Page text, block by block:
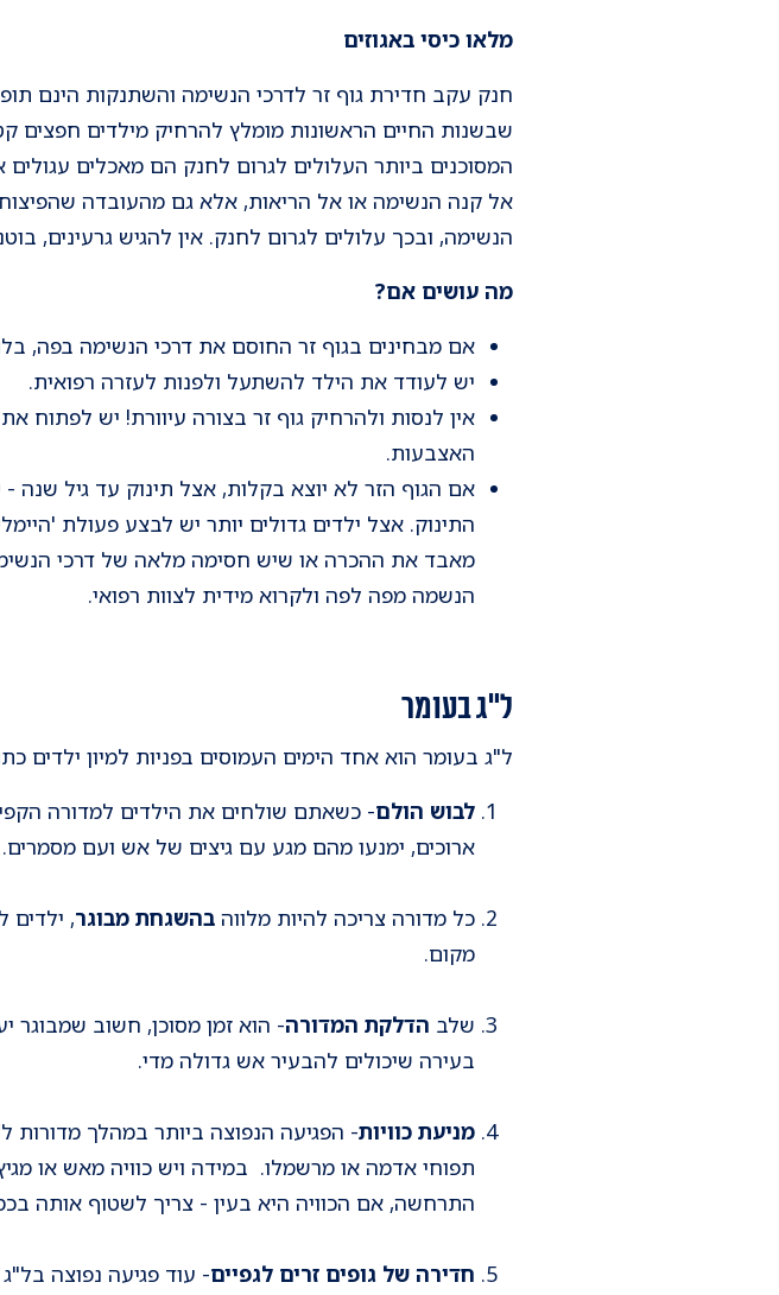
מלאו כיסי באגוזים
חנק עקב חדירת גוף זר לדרכי הנשימה והשתנקות הינם
שבשנות החיים הראשונות מומלץ להרחיק מילדים חפצים
המסוכנים ביותר העלולים לגרום לחנק הם מאכלים
אל קנה הנשימה או אל הריאות, אלא גם מהעובדה
הנשימה, ובכך עלולים לגרום לחנק. אין להגיש גרעינים,
מה עושים אם?
אם מבחינים בגוף זר החוסם את דרכי הנשימה בפה,
יש לעודד את הילד להשתעל ולפנות לעזרה רפואית.
אין לנסות ולהרחיק גוף זר בצורה עיוורת! יש לפתוח
האצבעות.
אם הגוף הזר לא יוצא בקלות, אצל תינוק עד גיל שנה
התינוק. אצל ילדים גדולים יותר יש לבצע פעולת
מאבד את ההכרה או שיש חסימה מלאה של דרכי
הנשמה מפה לפה ולקרוא מידית לצוות רפואי.
ל"ג בעומר
ל"ג בעומר הוא אחד הימים העמוסים בפניות למיון ילדים
לבוש הולם- כשאתם שולחים את הילדים למדורה
ארוכים, ימנעו מהם מגע עם גיצים של אש ועם מסמרים.
כל מדורה צריכה להיות מלווה בהשגחת מבוגר, ילדים
מקום.
שלב הדלקת המדורה- הוא זמן מסוכן, חשוב
בעירה שיכולים להבעיר אש גדולה מדי.
מניעת כוויות- הפגיעה הנפוצה ביותר במהלך מדורות
תפוחי אדמה או מרשמלו. במידה ויש כוויה מאש או
התרחשה, אם הכוויה היא בעין - צריך לשטוף אותה
חדירה של גופים זרים לגפיים- עוד פגיעה נפוצה בל"ג